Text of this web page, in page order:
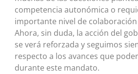
competencia autonómica o
importante nivel de
Ahora, sin duda, la acción del
se verá reforzada y seguimos
respecto a los avances que
durante este mandato.